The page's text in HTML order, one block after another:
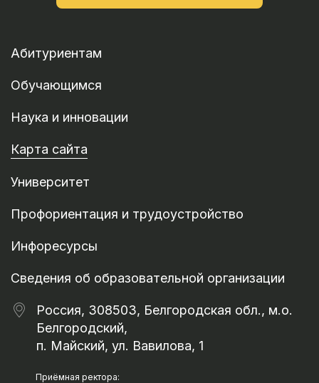
Абитуриентам
Обучающимся
Наука и инновации
Карта сайта
Университет
Профориентация и трудоустройство
Инфоресурсы
Сведения об образовательной организации
Россия, 308503, Белгородская обл., м.о.
Белгородский,
п. Майский, ул. Вавилова, 1
Приёмная ректора: